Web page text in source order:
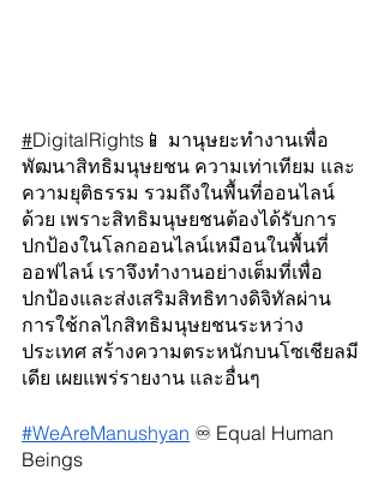
#DigitalRights📱 มานุษยะทำงานเพื่อ
พัฒนาสิทธิมนุษยชน ความเท่าเทียม และ
ความยุติธรรม รวมถึงในพื้นที่ออนไลน์
ด้วย เพราะสิทธิมนุษยชนต้องได้รับการ
ปกป้องในโลกออนไลน์เหมือนในพื้นที่
ออฟไลน์ เราจึงทำงานอย่างเต็มที่เพื่อ
ปกป้องและส่งเสริมสิทธิทางดิจิทัลผ่าน
การใช้กลไกสิทธิมนุษยชนระหว่าง
ประเทศ สร้างความตระหนักบนโซเชียลมี
เดีย เผยแพร่รายงาน และอื่นๆ
#WeAreManushyan ♾️ Equal Human
Beings